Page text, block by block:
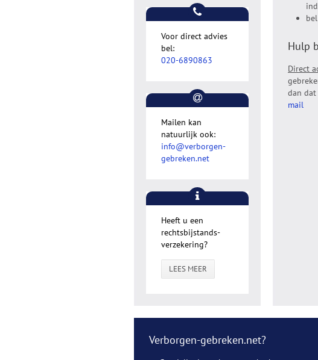
Hulp
Direct
dan
mail
Voor direct advies
bel:
020-6890863
Mailen kan
natuurlijk ook:
info@verborgen-
gebreken.net
Heeft u een
rechtsbijstands-
verzekering?
LEES MEER
Verborgen-gebreken.net?